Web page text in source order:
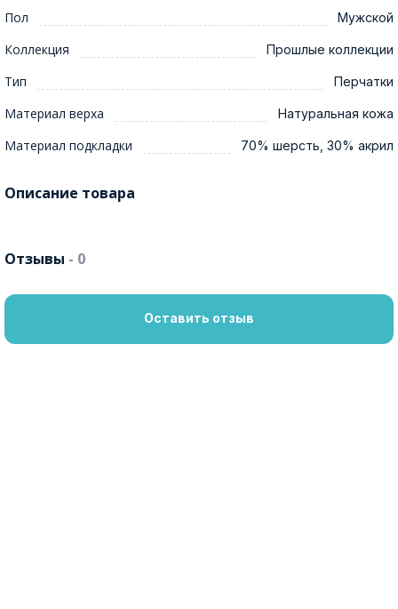
Пол Мужской
Коллекция Прошлые коллекции
Тип Перчатки
Материал верха Натуральная кожа
Материал подкладки 70% шерсть, 30% акрил
Описание товара
Отзывы - 0
Оставить отзыв